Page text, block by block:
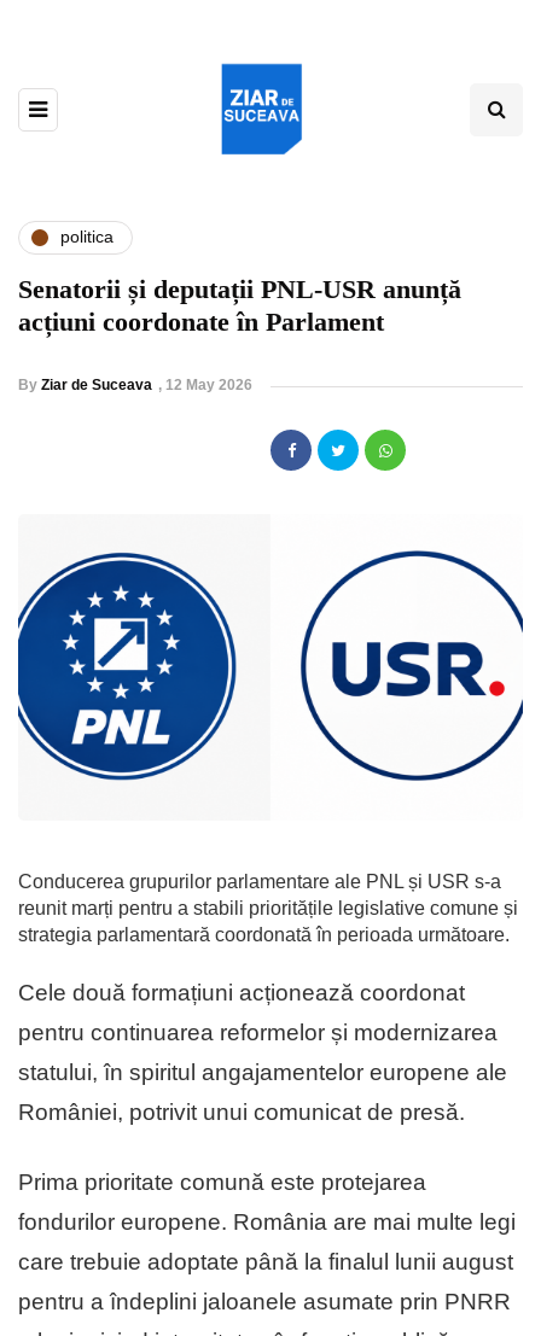
politica
Senatorii și deputații PNL-USR anunță
acțiuni coordonate în Parlament
By Ziar de Suceava , 12 May 2026
Conducerea grupurilor parlamentare ale PNL și USR s-a
reunit marți pentru a stabili prioritățile legislative comune și
strategia parlamentară coordonată în perioada următoare.
Cele două formațiuni acționează coordonat
pentru continuarea reformelor și modernizarea
statului, în spiritul angajamentelor europene ale
României, potrivit unui comunicat de presă.
Prima prioritate comună este protejarea
fondurilor europene. România are mai multe legi
care trebuie adoptate până la finalul lunii august
pentru a îndeplini jaloanele asumate prin PNRR